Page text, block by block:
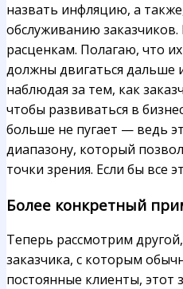
назвать инфляцию, а
обслуживанию
расценкам. Полагаю, что
должны двигаться дальше
наблюдая за тем, как
чтобы развиваться в
больше не пугает — ведь
диапазону, который
точки зрения. Если бы все
Более конкретный
Теперь рассмотрим
заказчика, с которым
постоянные клиенты, этот